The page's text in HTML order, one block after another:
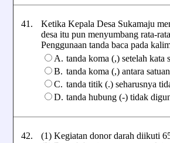
41.
Ketika Kepala Desa Sukamaju
desa itu pun menyumbang rata-
Penggunaan tanda baca pada
A. tanda koma (,) setelah kata
B. tanda koma (,) antara
C. tanda titik (.) seharusnya
D. tanda hubung (-) tidak
42.
(1) Kegiatan donor darah diikuti